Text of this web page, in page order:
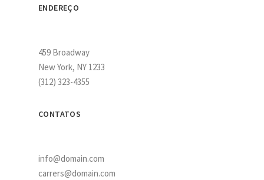
ENDEREÇO
459 Broadway
New York, NY 1233
(312) 323-4355
CONTATOS
info@domain.com
carrers@domain.com